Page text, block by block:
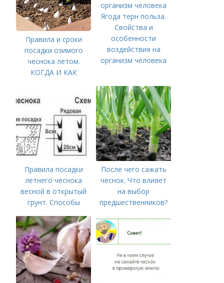
Правила и сроки
посадки озимого
чеснока летом.
КОГДА И КАК
ЧЕСНОК
Ягода терн польза.
Свойства и
особенности
воздействия на
организм человека
Правила посадки
летнего чеснока
весной в открытый
грунт. Способы
После чего сажать
чеснок. Что влияет
на выбор
предшественников?